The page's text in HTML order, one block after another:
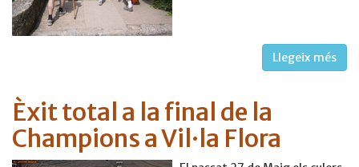
Llegeix més
Èxit total a la final de la
Champions a Vil·la Flora